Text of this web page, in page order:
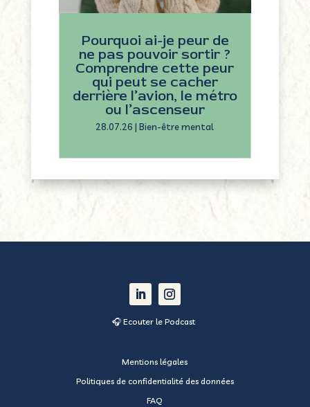
Pourquoi ai-je peur de
ne pas pouvoir sortir ?
Comprendre cette peur
qui peut se cacher
derrière l’avion, le métro
ou l’ascenseur
28.07.26 |Bien-être mental
🎧 Ecouter le Podcast
Mentions légales
Politiques de confidentialité des données
FAQ